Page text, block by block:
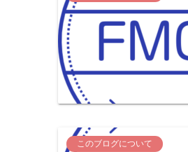
このブログについて